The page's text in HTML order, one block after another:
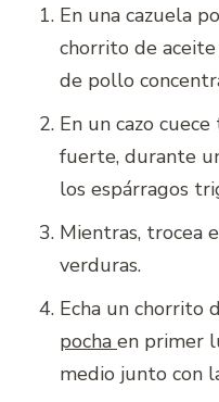
En una cazuela
chorrito de
de pollo
En un cazo
fuerte, durante
los espárragos
Mientras, trocea
verduras.
Echa un chorrito
pocha en primer
medio junto con